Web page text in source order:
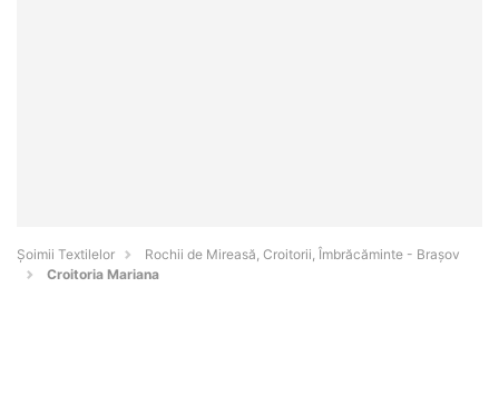
Șoimii Textilelor
Rochii de Mireasă, Croitorii, Îmbrăcăminte - Braşov
Croitoria Mariana